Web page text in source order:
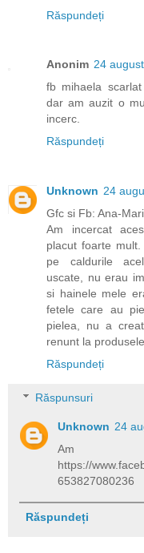
Răspundeți
Anonim 24
fb mihaela
dar am auzit o
incerc.
Răspundeți
Unknown 24
Gfc si Fb: Ana-
Am incercat
placut foarte
pe caldurile
uscate, nu erau
si hainele mele
fetele care au
pielea, nu a
renunt la
Răspundeți
Răspunsuri
Unknown 24
Am
https://
653827080236
Răspundeți